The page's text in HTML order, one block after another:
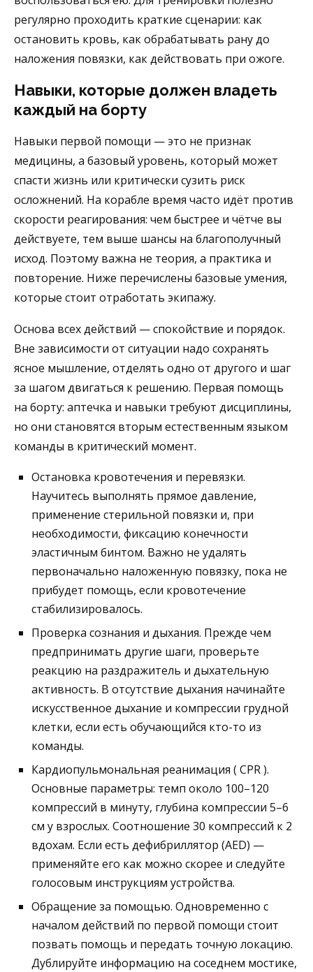
регулярно проходить краткие сценарии: как
остановить кровь, как обрабатывать рану до
наложения повязки, как действовать при ожоге.
Навыки, которые должен владеть
каждый на борту
Навыки первой помощи — это не признак
медицины, а базовый уровень, который может
спасти жизнь или критически сузить риск
осложнений. На корабле время часто идёт против
скорости реагирования: чем быстрее и чётче вы
действуете, тем выше шансы на благополучный
исход. Поэтому важна не теория, а практика и
повторение. Ниже перечислены базовые умения,
которые стоит отработать экипажу.
Основа всех действий — спокойствие и порядок.
Вне зависимости от ситуации надо сохранять
ясное мышление, отделять одно от другого и шаг
за шагом двигаться к решению. Первая помощь
на борту: аптечка и навыки требуют дисциплины,
но они становятся вторым естественным языком
команды в критический момент.
Остановка кровотечения и перевязки.
Научитесь выполнять прямое давление,
применение стерильной повязки и, при
необходимости, фиксацию конечности
эластичным бинтом. Важно не удалять
первоначально наложенную повязку, пока не
прибудет помощь, если кровотечение
стабилизировалось.
Проверка сознания и дыхания. Прежде чем
предпринимать другие шаги, проверьте
реакцию на раздражитель и дыхательную
активность. В отсутствие дыхания начинайте
искусственное дыхание и компрессии грудной
клетки, если есть обучающийся кто-то из
команды.
Кардиопульмональная реанимация ( CPR ).
Основные параметры: темп около 100–120
компрессий в минуту, глубина компрессии 5–6
см у взрослых. Соотношение 30 компрессий к 2
вдохам. Если есть дефибриллятор (AED) —
применяйте его как можно скорее и следуйте
голосовым инструкциям устройства.
Обращение за помощью. Одновременно с
началом действий по первой помощи стоит
позвать помощь и передать точную локацию.
Дублируйте информацию на соседнем мостике,